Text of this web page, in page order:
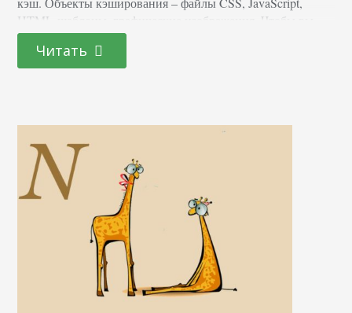
HTML-шаблоны, графические изображения. Чтобы вы
понимали, что такое кэш, объясним это понятие
простыми словами на примере. На ПК есть пространство,
выделенное для хранения текущей информации,
Читать